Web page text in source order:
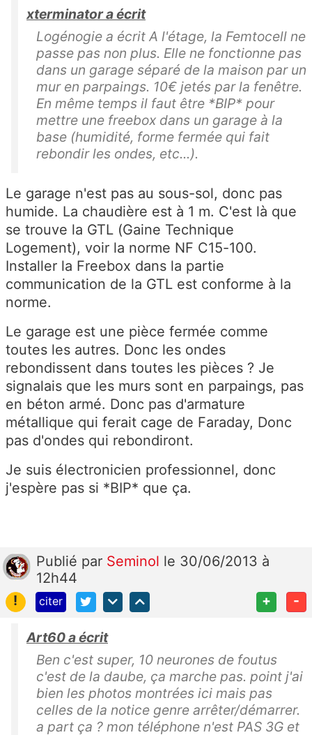
xterminator a écrit
Logénogie a écrit A l'étage, la Femtocell ne
passe pas non plus. Elle ne fonctionne pas
dans un garage séparé de la maison par un
mur en parpaings. 10€ jetés par la fenêtre.
En même temps il faut être *BIP* pour
mettre une freebox dans un garage à la
base (humidité, forme fermée qui fait
rebondir les ondes, etc...).
Le garage n'est pas au sous-sol, donc pas
humide. La chaudière est à 1 m. C'est là que
se trouve la GTL (Gaine Technique
Logement), voir la norme NF C15-100.
Installer la Freebox dans la partie
communication de la GTL est conforme à la
norme.
Le garage est une pièce fermée comme
toutes les autres. Donc les ondes
rebondissent dans toutes les pièces ? Je
signalais que les murs sont en parpaings, pas
en béton armé. Donc pas d'armature
métallique qui ferait cage de Faraday, Donc
pas d'ondes qui rebondiront.
Je suis électronicien professionnel, donc
j'espère pas si *BIP* que ça.
Publié par Seminol le 30/06/2013 à
12h44
!
citer + -
Art60 a écrit
Ben c'est super, 10 neurones de foutus
c'est de la daube, ça marche pas. point j'ai
bien les photos montrées ici mais pas
celles de la notice genre arrêter/démarrer.
a part ça ? mon téléphone n'est PAS 3G et